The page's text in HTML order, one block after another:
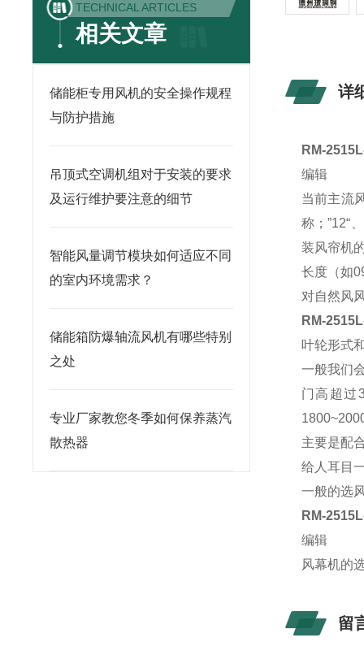
TECHNICAL ARTICLES
相关文章
储能柜专用风机的安全操作规程
与防护措施
吊顶式空调机组对于安装的要求
及运行维护要注意的细节
智能风量调节模块如何适应不同
的室内环境需求？
储能箱防爆轴流风机有哪些特别
之处
专业厂家教您冬季如何保养蒸汽
散热器
详
RM-
编辑
当前主流
称；”12“
装风帘机
长度（如
对自然风
RM-
叶轮形式
一般我们
门高超过
主要是配
给人耳目
一般的选
RM-
编辑
风幕机的
留